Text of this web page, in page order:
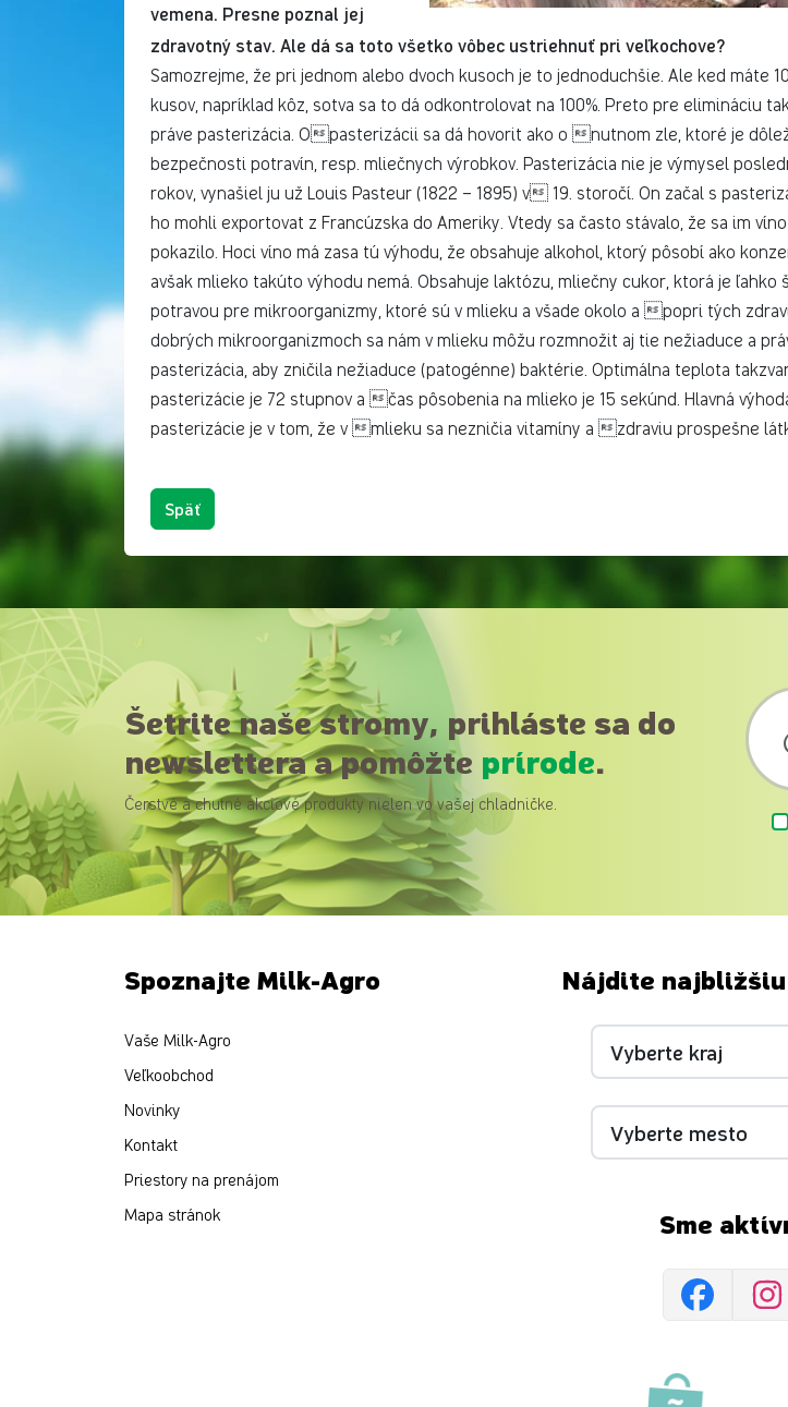
vemena. Presne poznal jej
zdravotný stav. Ale dá sa toto všetko vôbec ustriehnuť pri veľkochove?
Samozrejme, že pri jednom alebo dvoch kusoch je to jednoduchšie. Ale ked máte
kusov, napríklad kôz, sotva sa to dá odkontrolovat na 100%. Preto pre elimináciu
práve pasterizácia. Opasterizácii sa dá hovorit ako o nutnom zle, ktoré je
bezpečnosti potravín, resp. mliečnych výrobkov. Pasterizácia nie je výmysel
rokov, vynašiel ju už Louis Pasteur (1822 – 1895) v 19. storočí. On začal s
ho mohli exportovat z Francúzska do Ameriky. Vtedy sa často stávalo, že sa im
pokazilo. Hoci víno má zasa tú výhodu, že obsahuje alkohol, ktorý pôsobí ako
avšak mlieko takúto výhodu nemá. Obsahuje laktózu, mliečny cukor, ktorá je ľahko
potravou pre mikroorganizmy, ktoré sú v mlieku a všade okolo a popri tých
dobrých mikroorganizmoch sa nám v mlieku môžu rozmnožit aj tie nežiaduce a
pasterizácia, aby zničila nežiaduce (patogénne) baktérie. Optimálna teplota
pasterizácie je 72 stupnov a čas pôsobenia na mlieko je 15 sekúnd. Hlavná
pasterizácie je v tom, že v mlieku sa nezničia vitamíny a zdraviu prospešne
Späť
Šetrite naše stromy, prihláste sa do
newslettera a pomôžte prírode.
Čerstvé a chutné akciové produkty nielen vo vašej chladničke.
Spoznajte Milk-Agro
Vaše Milk-Agro
Veľkoobchod
Novinky
Kontakt
Priestory na prenájom
Mapa stránok
Nájdite
Sme